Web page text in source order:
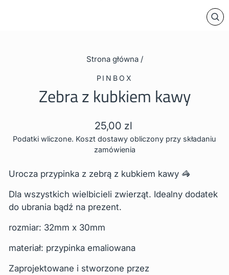
Strona główna /
PINBOX
Zebra z kubkiem kawy
Cena
regularna
25,00 zl
Podatki wliczone. Koszt dostawy obliczony przy składaniu
zamówienia
Urocza przypinka z zebrą z kubkiem kawy 🦓
Dla wszystkich wielbicieli zwierząt. Idealny dodatek
do ubrania bądź na prezent.
rozmiar: 32mm x 30mm
materiał: przypinka emaliowana
Zaprojektowane i stworzone przez